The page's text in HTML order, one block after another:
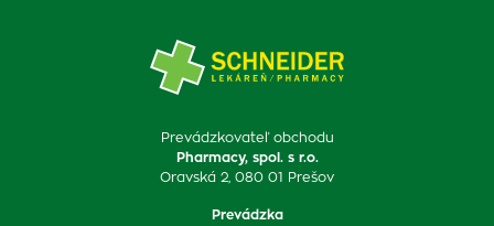
Prevádzkovateľ obchodu
Pharmacy, spol. s r.o.
Oravská 2, 080 01 Prešov
Prevádzka